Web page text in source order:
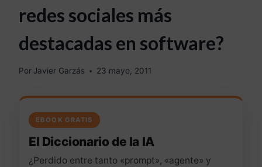
redes sociales más
destacadas en software?
Por Javier Garzás 23 mayo, 2011
EBOOK GRATIS
El Diccionario de la IA
¿Perdido entre tanto «prompt», «agente» y